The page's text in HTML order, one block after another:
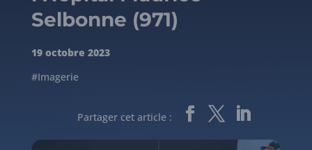
Selbonne (971)
19 octobre 2023
#Imagerie
Partager cet article :